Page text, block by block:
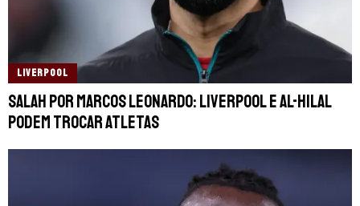
LIVERPOOL
Salah por Marcos Leonardo: Liverpool e Al-Hilal
podem trocar atletas